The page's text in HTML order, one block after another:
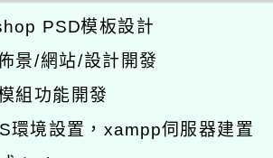
PSD模板設計
景/網站/設計開發
組功能開發
環境設置，xampp伺服器建置